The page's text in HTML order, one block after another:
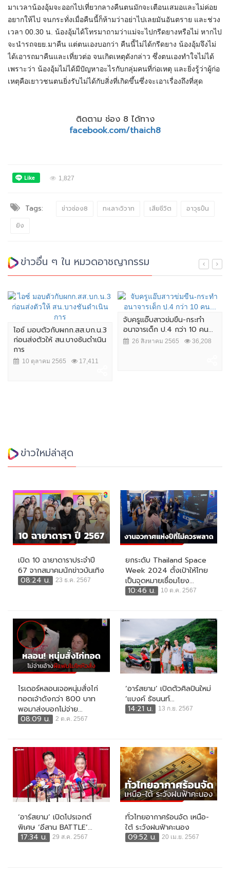
มาเวลาน้องอุ้มจะออกไปเที่ยวกลางคืนตนมักจะเตือนเสมอและไม่ค่อย
อยากให้ไป จนกระทั่งเมื่อคืนนี้ก็ห้ามว่าอย่าไปเลยมันอันตราย และช่วง
เวลา 00.30 น. น้องอุ้มได้โทรมาถามว่าแม่จะไปกรีดยางหรือไม่ หากไป
จะนำรถจยย.มาคืน แต่ตนเองบอกว่า คืนนี้ไม่ได้กรีดยาง น้องอุ้มจึงไม่
ได้เอารถมาคืนและเที่ยวต่อ จนเกิดเหตุดังกล่าว ซึ่งตนเองทำใจไม่ได้
เพราะว่า น้องอุ้มไม่ได้มีปัญหาอะไรกับกลุ่มคนที่ก่อเหตุ และยิ่งรู้ว่าผู้ก่อ
เหตุคือเยาวชนตนยิ่งรับไม่ได้กับสิ่งที่เกิดขึ้นซึ่งจะเอาเรื่องถึงที่สุด
ติดตาม ช่อง 8 ได้ทาง
facebook.com/thaich8
1,827
Tags: ข่าวช่อง8 ทะเลาะวิวาท เสียชีวิต
อาวุธปืน
ยิง
ข่าวอื่น ๆ ใน หมวดอาชญากรรม
ไอซ์ มอบตัวกับผกก.สส.บก.น.3
ก่อนส่งตัวให้ สน.บางชันดำเนิน
การ
10 ตุลาคม 2565 17,411
จับครูแอ๊บสาวข่มขืน-กระทำ
อนาจารเด็ก ป.4 กว่า 10 คน...
26 สิงหาคม 2565 36,208
ข่าวใหม่ล่าสุด
เปิด 10 ฉายาดาราประจำปี
67 จากสมาคมนักข่าวบันเทิง
08:24 น.
23 ธ.ค. 2567
ยกระดับ Thailand Space
Week 2024 ตั้งเป้าให้ไทย
เป็นจุดหมายเชื่อมโยง...
10:46 น.
10 ต.ค. 2567
ไรเดอร์หลอนเจอหนุ่มสั่งไก่
ทอดเจ้าดังกว่า 800 บาท
พอมาส่งบอกไม่จ่าย...
08:09 น.
2 ต.ค. 2567
‘อาร์สยาม’ เปิดตัวศิลปินใหม่
‘แบงค์ ธัชนนท์...
14:21 น.
13 ก.ย. 2567
‘อาร์สยาม’ เปิดโปรเจกต์
พิเศษ ‘อีสาน BATTLE’...
17:34 น.
29 ส.ค. 2567
ทั่วไทยอากาศร้อนจัด เหนือ-
ใต้ ระวังฝนฟ้าคะนอง
09:52 น.
20 เม.ย. 2567